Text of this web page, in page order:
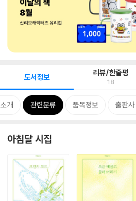
도서정보 리뷰/한줄평
18
개 관련분류 품목정보 출판사
아침달 시집